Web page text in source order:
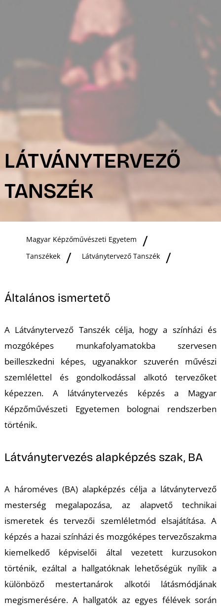
LÁTVÁNYTERVEZŐ
TANSZÉK
Magyar Képzőművészeti Egyetem
Tanszékek
Látványtervező Tanszék
Általános ismertető
A Látványtervező Tanszék célja, hogy a színházi és
mozgóképes munkafolyamatokba szervesen
beilleszkedni képes, ugyanakkor szuverén művészi
szemlélettel és gondolkodással alkotó tervezőket
képezzen. A látványtervezés képzés a Magyar
Képzőművészeti Egyetemen bolognai rendszerben
történik.
Látványtervezés alapképzés szak, BA
A hároméves (BA) alapképzés célja a látványtervező
mesterség megalapozása, az alapvető technikai
ismeretek és tervezői szemléletmód elsajátítása. A
képzés a hazai színházi és mozgóképes tervezőszakma
kiemelkedő képviselői által vezetett kurzusokon
történik, ezáltal a hallgatóknak lehetőségük nyílik a
különböző mestertanárok alkotói látásmódjának
megismerésére. A hallgatók az egyes félévek során